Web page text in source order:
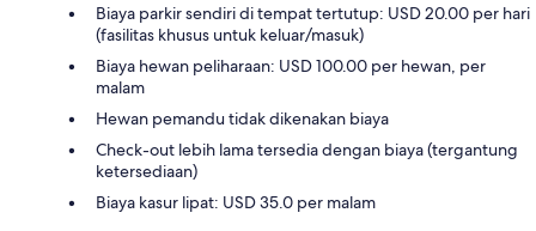
Biaya parkir sendiri di tempat tertutup: USD 20.00 per hari
(fasilitas khusus untuk keluar/masuk)
Biaya hewan peliharaan: USD 100.00 per hewan, per
malam
Hewan pemandu tidak dikenakan biaya
Check-out lebih lama tersedia dengan biaya (tergantung
ketersediaan)
Biaya kasur lipat: USD 35.0 per malam